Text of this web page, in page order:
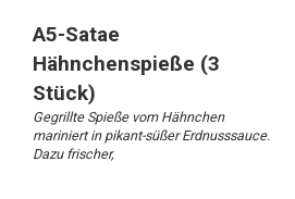
A5-Satae
Hähnchenspieße (3
Stück)
Gegrillte Spieße vom Hähnchen
mariniert in pikant-süßer Erdnusssauce.
Dazu frischer,